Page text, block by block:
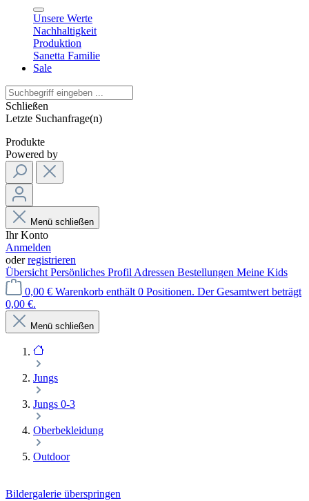
Unsere Werte
Nachhaltigkeit
Produktion
Sanetta Familie
Sale
Schließen
Letzte Suchanfrage(n)
Produkte
Powered by
Menü schließen
Ihr Konto
Anmelden
oderregistrieren
Übersicht Persönliches Profil Adressen Bestellungen Meine Kids
0,00 € Warenkorb enthält 0 Positionen. Der Gesamtwert beträgt
0,00 €.
Menü schließen
Jungs
Jungs 0-3
Oberbekleidung
Outdoor
Bildergalerie überspringen